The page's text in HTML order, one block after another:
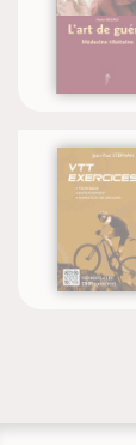
de guérir
Reichle
EXERCICES
Paul Stéphan